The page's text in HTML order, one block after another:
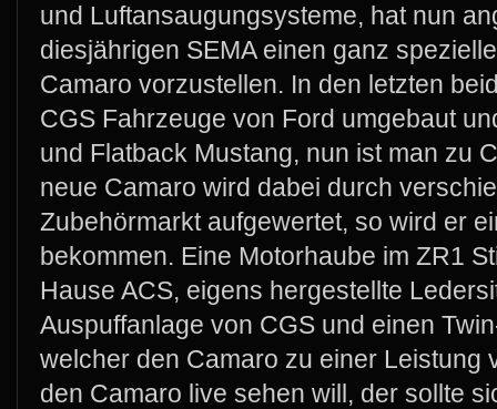
und Luftansaugungsysteme, hat nun
diesjährigen SEMA einen ganz
Camaro vorzustellen. In den letzten
CGS Fahrzeuge von Ford umgebaut
und Flatback Mustang, nun ist man zu
neue Camaro wird dabei durch
Zubehörmarkt aufgewertet, so wird er
bekommen. Eine Motorhaube im ZR1
Hause ACS, eigens hergestellte
Auspuffanlage von CGS und einen
welcher den Camaro zu einer Leistung
den Camaro live sehen will, der sollte